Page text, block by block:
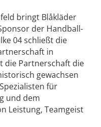
bringt Blåkläder
der Handball-
04 schließt die
in
die Partnerschaft die
gewachsen
für
und dem
Leistung, Teamgeist